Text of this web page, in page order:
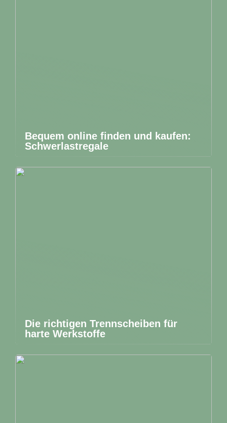
Bequem online finden und kaufen:
Schwerlastregale
Die richtigen Trennscheiben für
harte Werkstoffe